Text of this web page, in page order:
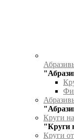
Круги
"Круги
Круги